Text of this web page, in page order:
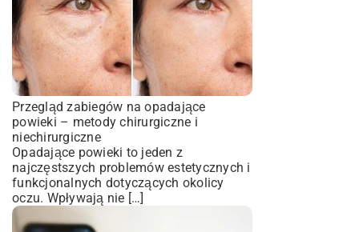
Przegląd zabiegów na opadające
powieki – metody chirurgiczne i
niechirurgiczne
Opadające powieki to jeden z
najczęstszych problemów estetycznych i
funkcjonalnych dotyczących okolicy
oczu. Wpływają nie […]